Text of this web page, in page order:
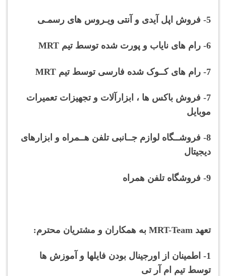
5- فروش اپل آیدی و آنتی ویـروس های رسمـی
6- رام های نایاب و پورت شده توسط تیم MRT
7- رام های کــوک شده فارسی توسط تیم MRT
7- فروش باکس ها ، ابزارآلات و تجهیزات تعمیرات
موبایل
8- فروشــگاه لوازم جــانبی تلفن هــمراه و ابزارهای
دیجیتال
9- فروشگاه تلفن همراه
تعهد M RT-Team به همکاران و مشتریان محترم:
1- اطمینان از اورجینال بودن فایلها و آموزش ها
توسط تیم ام آر تی